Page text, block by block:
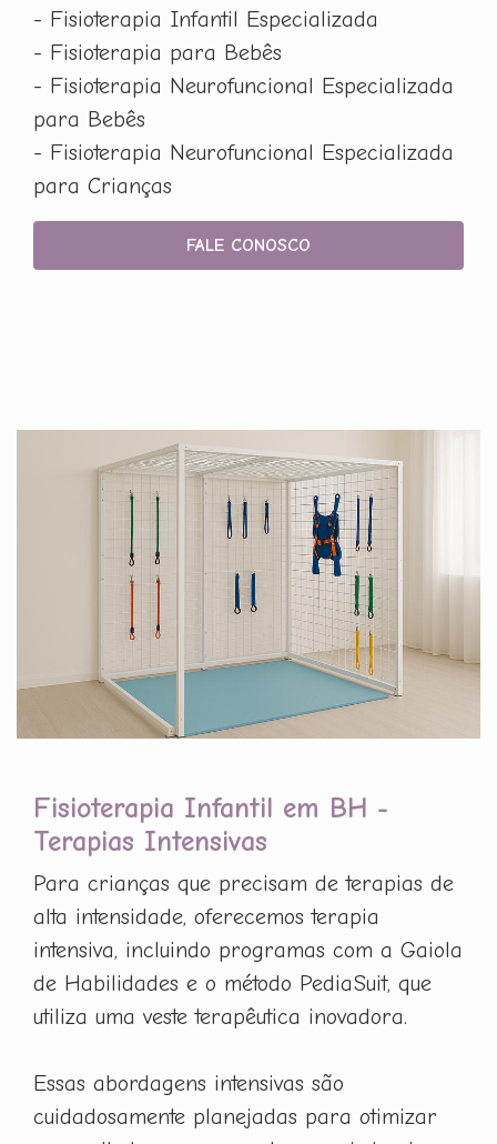
- Fisioterapia Infantil Especializada
- Fisioterapia para Bebês
- Fisioterapia Neurofuncional Especializada
para Bebês
- Fisioterapia Neurofuncional Especializada
para Crianças
FALE CONOSCO
Fisioterapia Infantil em BH -
Terapias Intensivas
Para crianças que precisam de terapias de
alta intensidade, oferecemos terapia
intensiva, incluindo programas com a Gaiola
de Habilidades e o método PediaSuit, que
utiliza uma veste terapêutica inovadora.
Essas abordagens intensivas são
cuidadosamente planejadas para otimizar